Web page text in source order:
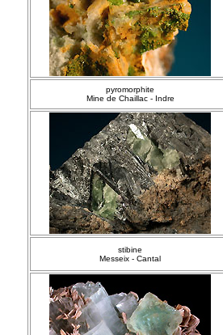
pyromorphite
Mine de Chaillac - Indre
stibine
Messeix - Cantal